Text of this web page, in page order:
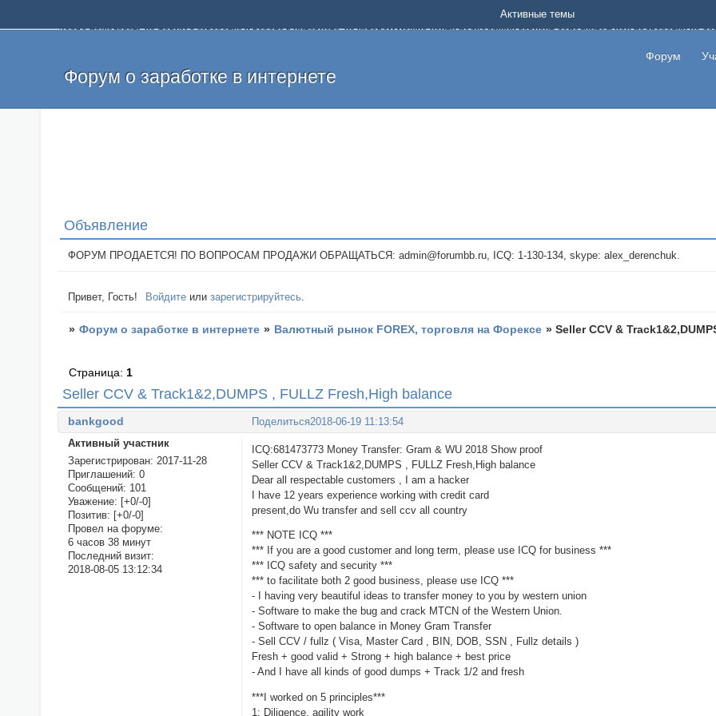
Добро пожаловать на форум о заработке и работе в интернете, на котором можно найти подходящий вариант дополнительной подработки на
и оставлять свои отзывы. Если вы знаете, что определенный проект или сайт не платит, то указывайте в теме что это лохотрон, чтобы другие
легкие деньги без вложений и регистрации уже сегодня. Создавайте новые темы, размещайте объявления со своими пригласительными
Форум о заработке в интернете
Форум
Активные темы
Объявление
ФОРУМ ПРОДАЕТСЯ! ПО ВОПРОСАМ ПРОДАЖИ ОБРАЩАТЬСЯ: admin@forumbb.ru, ICQ: 1-130-134, skype: alex_derenchuk.
Привет, Гость! Войдите илизарегистрируйтесь.
» Форум о заработке в интернете » Валютный рынок FOREX, торговля на Форексе »Seller CCV &
Seller CCV & Track1&2,DUMPS , FULLZ Fresh,High balance
Страница: 1
Поделиться2018-06-19 11:13:54
bankgood
Активный участник
Зарегистрирован: 2017-11-28
Приглашений: 0
Сообщений: 101
Уважение: [+0/-0]
Позитив: [+0/-0]
Провел на форуме:
6 часов 38 минут
Последний визит:
2018-08-05 13:12:34
ICQ:681473773 Money Transfer: Gram & WU 2018 Show proof
Seller CCV & Track1&2,DUMPS , FULLZ Fresh,High balance
Dear all respectable customers , I am a hacker
I have 12 years experience working with credit card
present,do Wu transfer and sell ccv all country
*** NOTE ICQ ***
*** If you are a good customer and long term, please use ICQ for business ***
*** ICQ safety and security ***
*** to facilitate both 2 good business, please use ICQ ***
- I having very beautiful ideas to transfer money to you by western union
- Software to make the bug and crack MTCN of the Western Union.
- Software to open balance in Money Gram Transfer
- Sell CCV / fullz ( Visa, Master Card , BIN, DOB, SSN , Fullz details )
Fresh + good valid + Strong + high balance + best price
- And I have all kinds of good dumps + Track 1/2 and fresh
***I worked on 5 principles***
1: Diligence, agility work